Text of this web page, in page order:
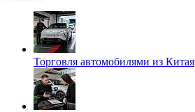
Торговля автомобилями из Китая